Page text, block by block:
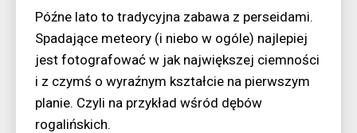
Późne lato to tradycyjna zabawa z perseidami.
Spadające meteory (i niebo w ogóle) najlepiej
jest fotografować w jak największej ciemności
i z czymś o wyraźnym kształcie na pierwszym
planie. Czyli na przykład wśród dębów
rogalińskich.